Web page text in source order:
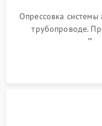
Опрессовка
трубопроводе.
течеискателем.
продувка